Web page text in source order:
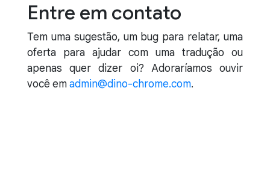
Entre em contato
Tem uma sugestão, um bug para relatar, uma
oferta para ajudar com uma tradução ou
apenas quer dizer oi? Adoraríamos ouvir
você emadmin@dino-chrome.com.